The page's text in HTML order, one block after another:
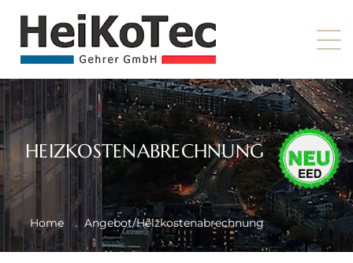
HEIZKOSTENABRECHNUNG
Home . Angebot/Heizkostenabrechnung